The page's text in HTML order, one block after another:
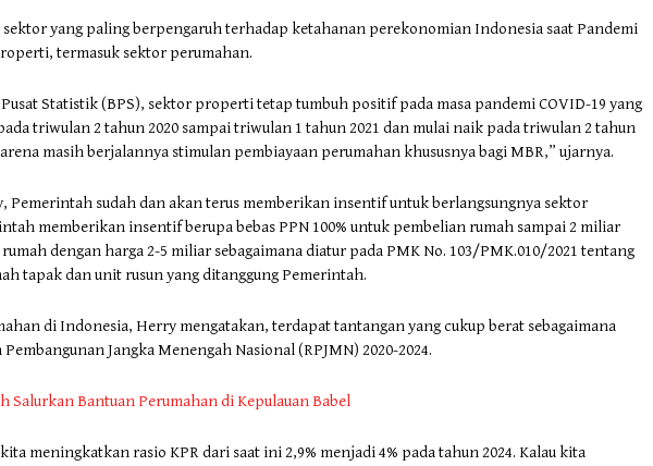
yang paling berpengaruh terhadap ketahanan perekonomian Indonesia saat Pandemi
termasuk sektor perumahan.
Statistik (BPS), sektor properti tetap tumbuh positif pada masa pandemi COVID-19 yang
triwulan 2 tahun 2020 sampai triwulan 1 tahun 2021 dan mulai naik pada triwulan 2 tahun
masih berjalannya stimulan pembiayaan perumahan khususnya bagi MBR,” ujarnya.
Pemerintah sudah dan akan terus memberikan insentif untuk berlangsungnya sektor
memberikan insentif berupa bebas PPN 100% untuk pembelian rumah sampai 2 miliar
dengan harga 2-5 miliar sebagaimana diatur pada PMK No. 103/PMK.010/2021 tentang
tapak dan unit rusun yang ditanggung Pemerintah.
di Indonesia, Herry mengatakan, terdapat tantangan yang cukup berat sebagaimana
Jangka Menengah Nasional (RPJMN) 2020-2024.
Salurkan Bantuan Perumahan di Kepulauan Babel
meningkatkan rasio KPR dari saat ini 2,9% menjadi 4% pada tahun 2024. Kalau kita